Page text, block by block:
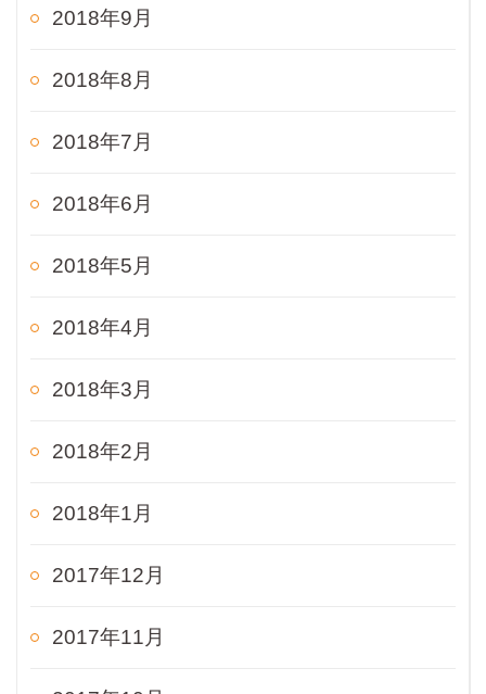
2018年9月
2018年8月
2018年7月
2018年6月
2018年5月
2018年4月
2018年3月
2018年2月
2018年1月
2017年12月
2017年11月